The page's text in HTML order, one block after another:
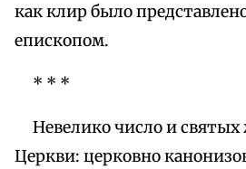
как клир было
епископом.
* * *
Невелико число и святых
Церкви: церковно